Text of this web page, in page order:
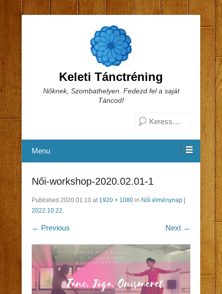
Keleti Tánctréning
Nőknek, Szombathelyen. Fedezd fel a saját
Táncod!
Menu
Női-workshop-2020.02.01-1
Published 2020.01.10 at 1920 × 1080 in Női élménynap |
2022.10.22.
← Previous Next →